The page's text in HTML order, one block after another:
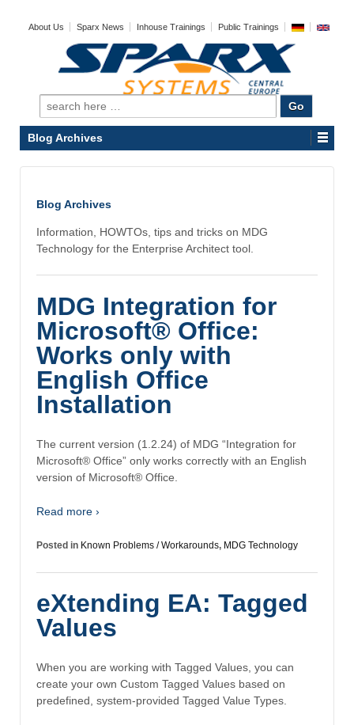
About Us Sparx News Inhouse Trainings Public Trainings
Search
for:
Blog Archives
Blog Archives
Information, HOWTOs, tips and tricks on MDG
Technology for the Enterprise Architect tool.
MDG Integration for
Microsoft® Office:
Works only with
English Office
Installation
The current version (1.2.24) of MDG “Integration for
Microsoft® Office” only works correctly with an English
version of Microsoft® Office.
Read more ›
Posted in Known Problems / Workarounds, MDG Technology
eXtending EA: Tagged
Values
When you are working with Tagged Values, you can
create your own Custom Tagged Values based on
predefined, system-provided Tagged Value Types.